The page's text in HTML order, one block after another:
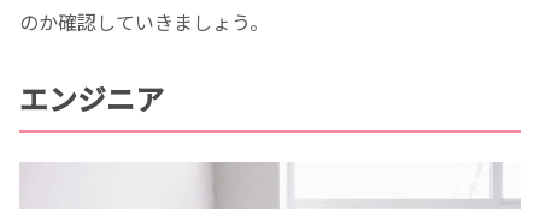
のか確認していきましょう。
エンジニア